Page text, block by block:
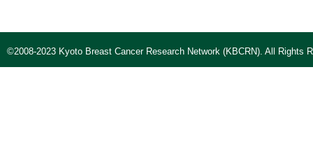
©2008-2023 Kyoto Breast Cancer Research Network (KBCRN). All Rights